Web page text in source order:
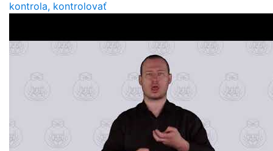
kontrola, kontrolovať